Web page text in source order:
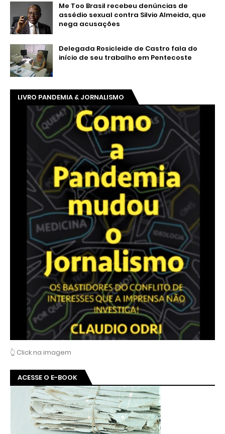
Me Too Brasil recebeu denúncias de
assédio sexual contra Silvio Almeida, que
nega acusações
Delegada Rosicleide de Castro fala do
início de seu trabalho em Pentecoste
LIVRO PANDEMIA & JORNALISMO
👆 Click na imagem
ACESSE O E-BOOK